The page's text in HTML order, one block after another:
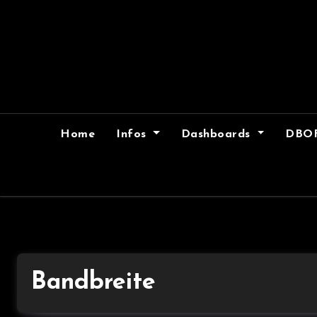
Home Infos Dashboards
Bandbreite